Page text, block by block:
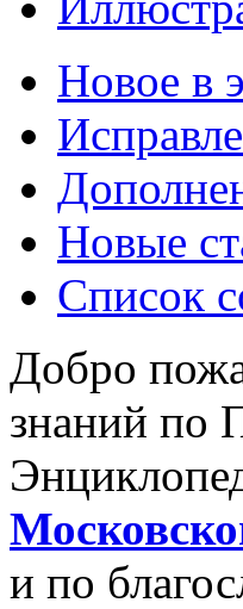
Новое в
Новые
Список
Добро
знаний по
и по